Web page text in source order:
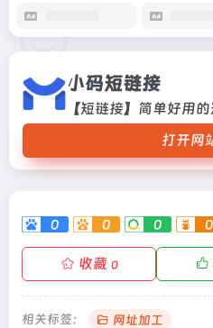
小码短链接
打开网
0 0 0 0
收藏 0
相关标签： 网址加工